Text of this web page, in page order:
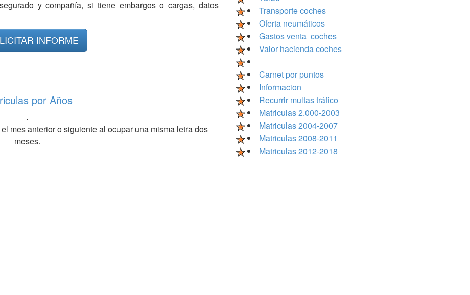
y compañía, si tiene embargos o cargas, datos
INFORME
por Años
.
mes anterior o siguiente al ocupar una misma letra dos
meses.
Transporte coches
Oferta neumáticos
Gastos venta coches
Valor hacienda coches
Carnet por puntos
Informacion
Recurrir multas tráfico
Matriculas 2.000-2003
Matriculas 2004-2007
Matriculas 2008-2011
Matriculas 2012-2018